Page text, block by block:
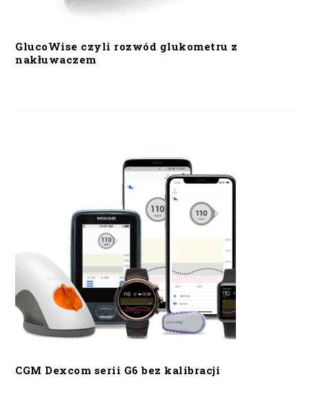
GlucoWise czyli rozwód glukometru z
nakłuwaczem
CGM Dexcom serii G6 bez kalibracji